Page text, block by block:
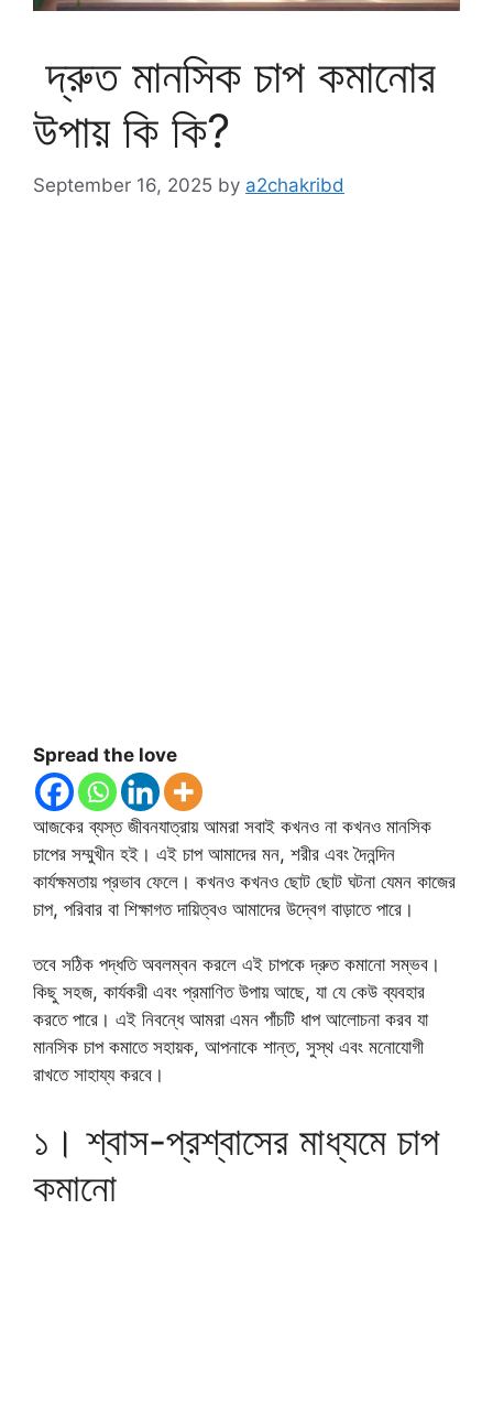
দ্রুত মানসিক চাপ কমানোর
উপায় কি কি?
September 16, 2025 by a2chakribd
Spread the love
আজকের ব্যস্ত জীবনযাত্রায় আমরা সবাই কখনও না কখনও মানসিক
চাপের সম্মুখীন হই। এই চাপ আমাদের মন, শরীর এবং দৈনন্দিন
কার্যক্ষমতায় প্রভাব ফেলে। কখনও কখনও ছোট ছোট ঘটনা যেমন কাজের
চাপ, পরিবার বা শিক্ষাগত দায়িত্বও আমাদের উদ্বেগ বাড়াতে পারে।
তবে সঠিক পদ্ধতি অবলম্বন করলে এই চাপকে দ্রুত কমানো সম্ভব।
কিছু সহজ, কার্যকরী এবং প্রমাণিত উপায় আছে, যা যে কেউ ব্যবহার
করতে পারে। এই নিবন্ধে আমরা এমন পাঁচটি ধাপ আলোচনা করব যা
মানসিক চাপ কমাতে সহায়ক, আপনাকে শান্ত, সুস্থ এবং মনোযোগী
রাখতে সাহায্য করবে।
১। শ্বাস-প্রশ্বাসের মাধ্যমে চাপ
কমানো